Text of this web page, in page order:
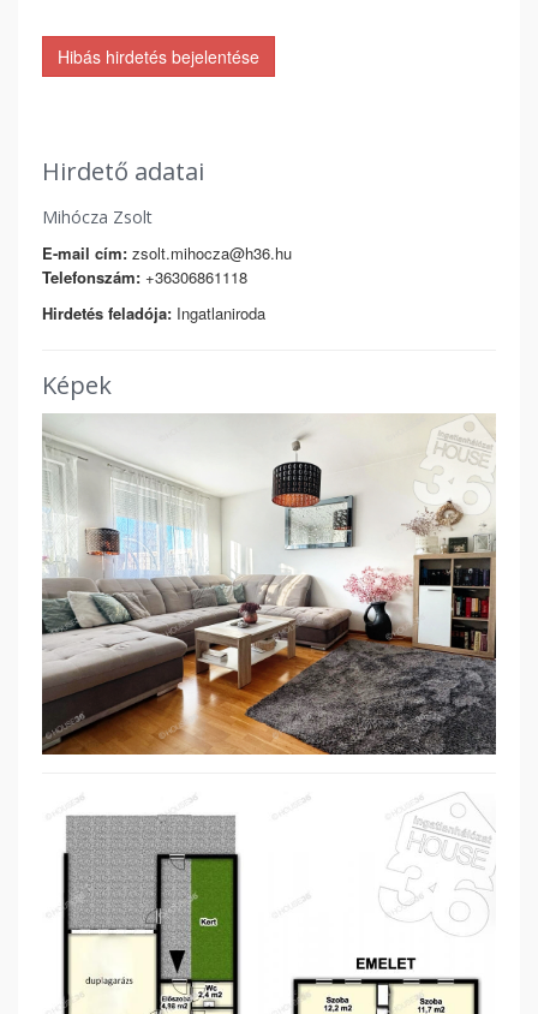
Hibás hirdetés bejelentése
Hirdető adatai
Mihócza Zsolt
E-mail cím: zsolt.mihocza@h36.hu
Telefonszám: +36306861118
Hirdetés feladója: Ingatlaniroda
Képek